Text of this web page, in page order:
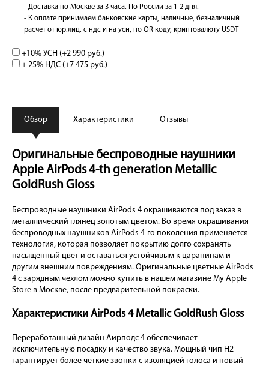
- Доставка по Москве за 3 часа. По России за 1-2 дня.
- К оплате принимаем банковские карты, наличные, безналичный
расчет от юр.лиц. с ндс и на усн, по QR коду, криптовалюту USDT
+10% УСН (+2 990 руб.)
+ 25% НДС (+7 475 руб.)
Обзор Характеристики Отзывы
Оригинальные беспроводные наушники
Apple AirPods 4-th generation Metallic
GoldRush Gloss
Беспроводные наушники AirPods 4 окрашиваются под заказ в
металлический глянец золотым цветом. Во время окрашивания
беспроводных наушников AirPods 4-го поколения применяется
технология, которая позволяет покрытию долго сохранять
насыщенный цвет и оставаться устойчивым к царапинам и
другим внешним повреждениям. Оригинальные цветные AirPods
4 с зарядным чехлом можно купить в нашем магазине My Apple
Store в Москве, после предварительной покраски.
Характеристики AirPods 4 Metallic GoldRush Gloss
Переработанный дизайн Аирподс 4 обеспечивает
исключительную посадку и качество звука. Мощный чип H2
гарантирует более четкие звонки с изоляцией голоса и новый